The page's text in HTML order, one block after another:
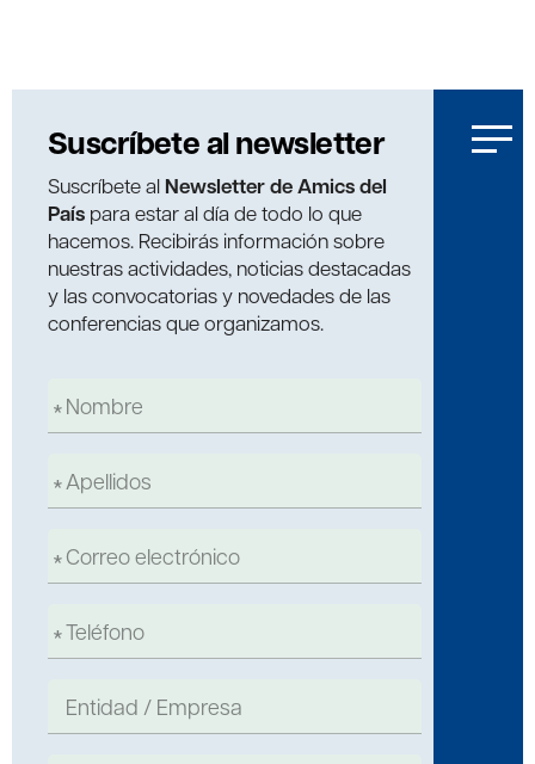
Suscríbete al newsletter
Suscríbete al Newsletter de Amics del
País para estar al día de todo lo que
hacemos. Recibirás información sobre
nuestras actividades, noticias destacadas
y las convocatorias y novedades de las
conferencias que organizamos.